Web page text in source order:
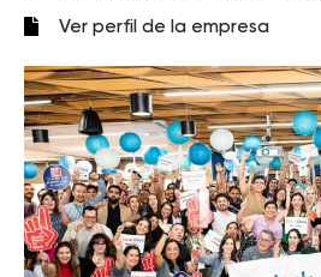
Ver perfil de la empresa